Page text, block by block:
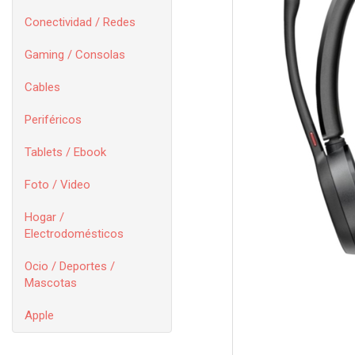
Conectividad / Redes
Gaming / Consolas
Cables
Periféricos
Tablets / Ebook
Foto / Video
Hogar /
Electrodomésticos
Ocio / Deportes /
Mascotas
Apple